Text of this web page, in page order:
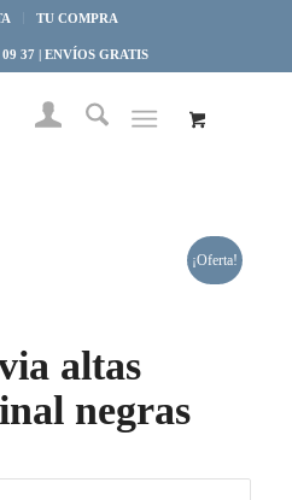
TU COMPRA
37 | ENVÍOS GRATIS
¡Oferta!
altas
negras